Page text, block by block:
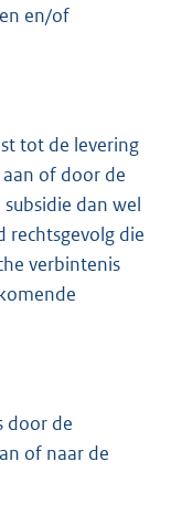
en/of
tot de levering
of door de
dan wel
rechtsgevolg die
verbintenis
door de
of naar de